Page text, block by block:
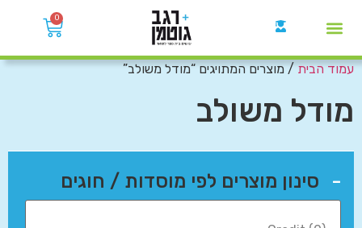
0
עמוד הבית/ מוצרים המתויגים “מודל משולב”
מודל משולב
סינון מוצרים לפי מוסדות / חוגים -